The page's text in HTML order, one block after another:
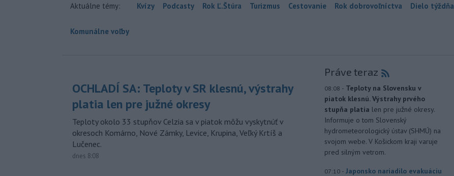
Aktuálne témy: Kvízy Podcasty Rok Ľ.Štúra Turizmus Cestovanie Rok dobrovoľníctva Dielo týždňa
Komunálne voľby
OCHLADÍ SA: Teploty v SR klesnú, výstrahy
platia len pre južné okresy
Teploty okolo 33 stupňov Celzia sa v piatok môžu vyskytnúť v
okresoch Komárno, Nové Zámky, Levice, Krupina, Veľký Krtíš a
Lučenec.
dnes 8:08
Práve teraz
08:08 - Teploty na Slovensku v
piatok klesnú. Výstrahy prvého
stupňa platia len pre južné okresy.
Informuje o tom Slovenský
hydrometeorologický ústav (SHMÚ) na
svojom webe. V Košickom kraji varuje
pred silným vetrom.
07:10 - Japonsko nariadilo evakuáciu